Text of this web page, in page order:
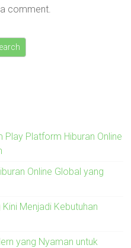
comment.
Play Platform Hiburan Online
Online Global yang
Menjadi Kebutuhan
yang Nyaman untuk